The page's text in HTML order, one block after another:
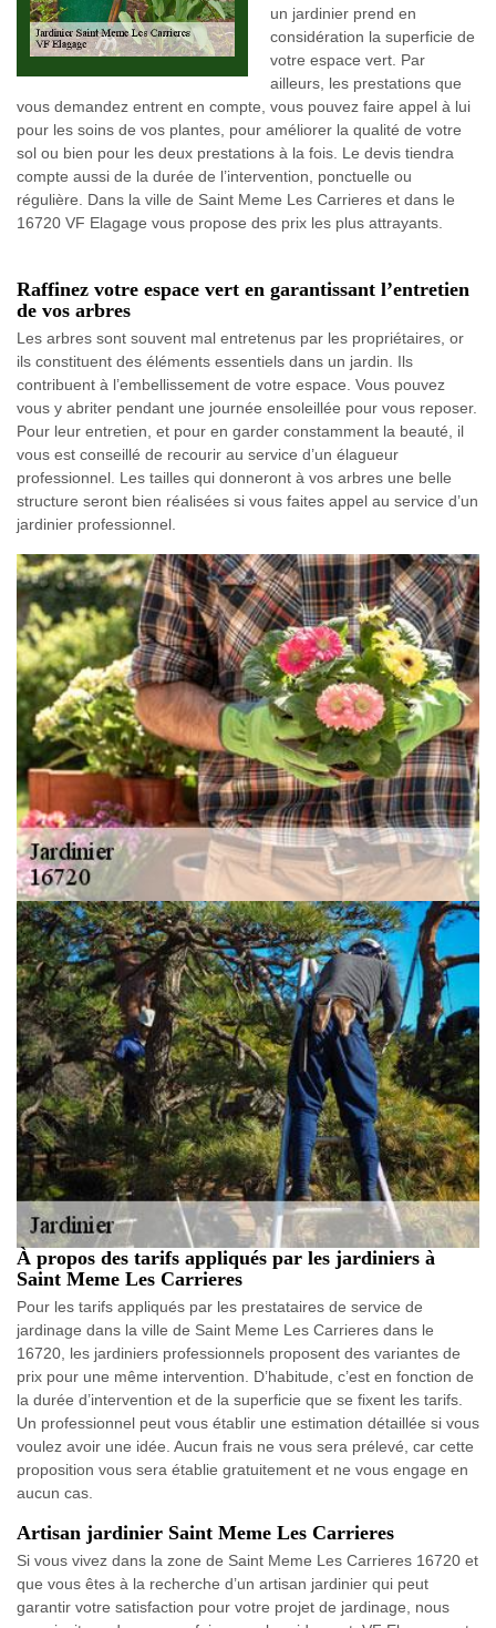
un jardinier prend en
considération la superficie de
votre espace vert. Par
ailleurs, les prestations que
vous demandez entrent en compte, vous pouvez faire appel à lui
pour les soins de vos plantes, pour améliorer la qualité de votre
sol ou bien pour les deux prestations à la fois. Le devis tiendra
compte aussi de la durée de l’intervention, ponctuelle ou
régulière. Dans la ville de Saint Meme Les Carrieres et dans le
16720 VF Elagage vous propose des prix les plus attrayants.
Raffinez votre espace vert en garantissant l’entretien
de vos arbres
Les arbres sont souvent mal entretenus par les propriétaires, or
ils constituent des éléments essentiels dans un jardin. Ils
contribuent à l’embellissement de votre espace. Vous pouvez
vous y abriter pendant une journée ensoleillée pour vous reposer.
Pour leur entretien, et pour en garder constamment la beauté, il
vous est conseillé de recourir au service d’un élagueur
professionnel. Les tailles qui donneront à vos arbres une belle
structure seront bien réalisées si vous faites appel au service d’un
jardinier professionnel.
À propos des tarifs appliqués par les jardiniers à
Saint Meme Les Carrieres
Pour les tarifs appliqués par les prestataires de service de
jardinage dans la ville de Saint Meme Les Carrieres dans le
16720, les jardiniers professionnels proposent des variantes de
prix pour une même intervention. D’habitude, c’est en fonction de
la durée d’intervention et de la superficie que se fixent les tarifs.
Un professionnel peut vous établir une estimation détaillée si vous
voulez avoir une idée. Aucun frais ne vous sera prélevé, car cette
proposition vous sera établie gratuitement et ne vous engage en
aucun cas.
Artisan jardinier Saint Meme Les Carrieres
Si vous vivez dans la zone de Saint Meme Les Carrieres 16720 et
que vous êtes à la recherche d’un artisan jardinier qui peut
garantir votre satisfaction pour votre projet de jardinage, nous